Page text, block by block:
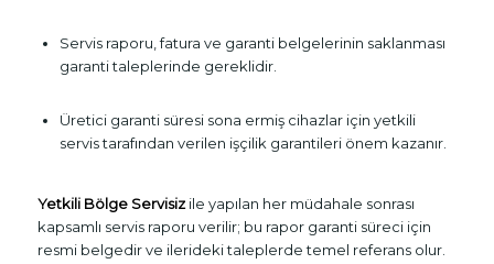
Servis raporu, fatura ve garanti belgelerinin saklanması
garanti taleplerinde gereklidir.
Üretici garanti süresi sona ermiş cihazlar için yetkili
servis tarafından verilen işçilik garantileri önem kazanır.
Yetkili Bölge Servisizile yapılan her müdahale sonrası
kapsamlı servis raporu verilir; bu rapor garanti süreci için
resmi belgedir ve ilerideki taleplerde temel referans olur.